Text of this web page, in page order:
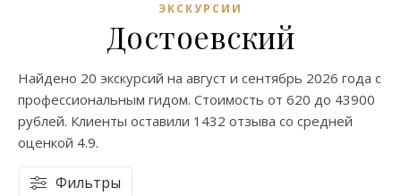
ЭКСКУРСИИ
Достоевский
Найдено 20 экскурсий на август и сентябрь 2026 года с
профессиональным гидом. Стоимость от 620 до 43900
рублей. Клиенты оставили 1432 отзыва со средней
оценкой 4.9.
Фильтры